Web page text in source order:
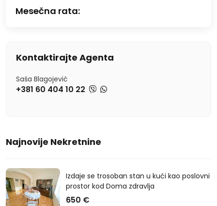
Mesečna rata:
Kontaktirajte Agenta
Saša Blagojević
+381 60 404 10 22
Najnovije Nekretnine
Izdaje se trosoban stan u kući kao poslovni
prostor kod Doma zdravlja
650 €